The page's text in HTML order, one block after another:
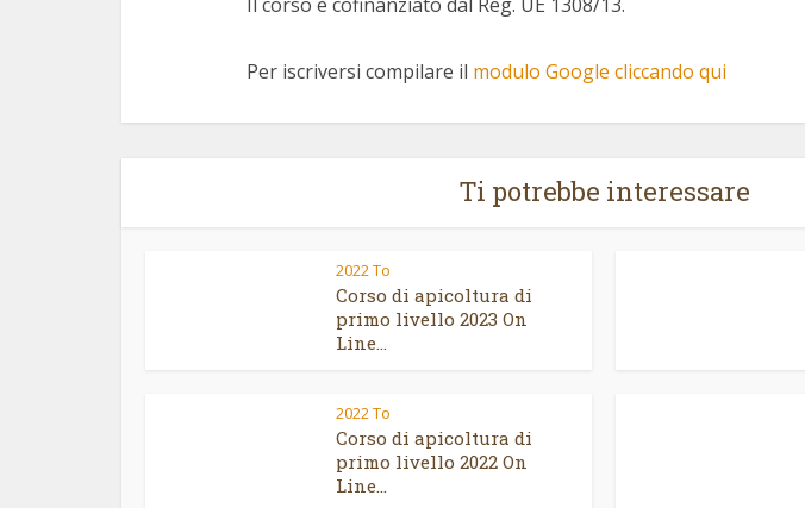
Per iscriversi compilare il modulo Google cliccando qui
Ti potrebbe interessare
2022 To
Corso di apicoltura di
primo livello 2023 On
Line...
2022 To
Corso di apicoltura di
primo livello 2022 On
Line...